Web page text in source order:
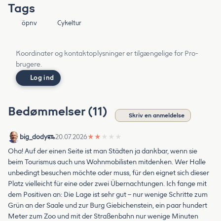
Tags
öpnv Cykeltur
Koordinater og kontaktoplysninger er tilgængelige for Pro-
brugere.
Log ind
Bedømmelser (11) Skriv en anmeldelse
big_dody 20.07.2026★ ★ ★ ★ ★
Oha! Auf der einen Seite ist man Städten ja dankbar, wenn sie
beim Tourismus auch uns Wohnmobilisten mitdenken. Wer Halle
unbedingt besuchen möchte oder muss, für den eignet sich dieser
Platz vielleicht für eine oder zwei Übernachtungen. Ich fange mit
dem Positiven an: Die Lage ist sehr gut – nur wenige Schritte zum
Grün an der Saale und zur Burg Giebichenstein, ein paar hundert
Meter zum Zoo und mit der Straßenbahn nur wenige Minuten